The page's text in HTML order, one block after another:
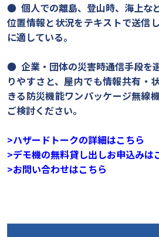
● 個人での離島、登山時、海上な
位置情報と状況をテキストで送信
に適している。
● 企業・団体の災害時通信手段を
りやすさと、屋内でも情報共有・
きる防災機能ワンパッケージ無線
ご検討ください。
>ハザードトークの詳細はこちら
>デモ機の無料貸し出しお申込みは
>お問い合わせはこちら